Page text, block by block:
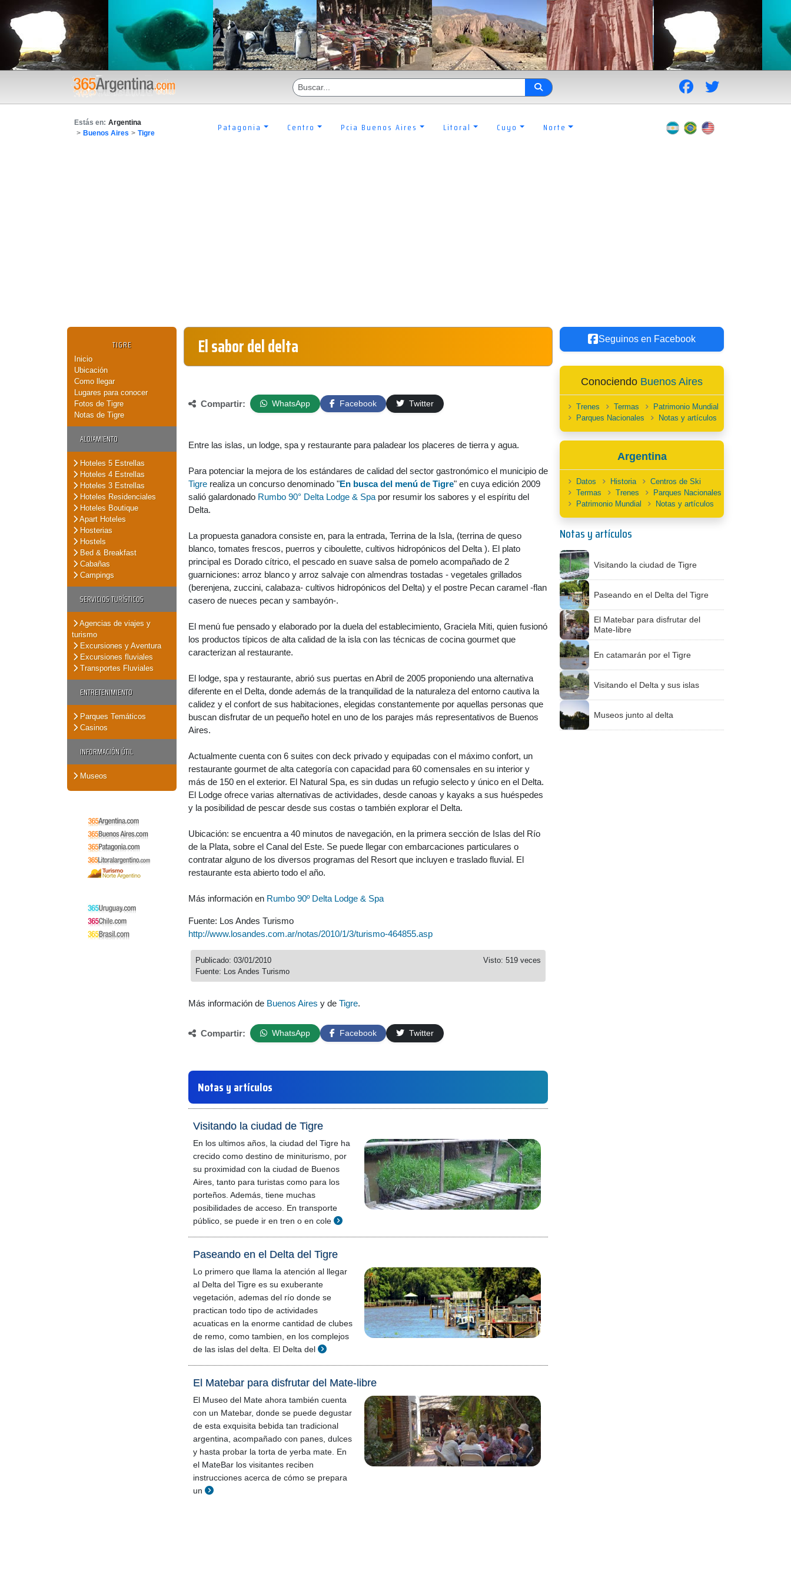
Estás en: Argentina
> Buenos Aires > Tigre Patagonia Centro Pcia Buenos Aires Litoral Cuyo Norte
TIGRE
Inicio
Ubicación
Como llegar
Lugares para conocer
Fotos de Tigre
Notas de Tigre
ALOJAMIENTO
Hoteles 5 Estrellas
Hoteles 4 Estrellas
Hoteles 3 Estrellas
Hoteles Residenciales
Hoteles Boutique
Apart Hoteles
Hosterias
Hostels
Bed & Breakfast
Cabañas
Campings
SERVICIOS TURÍSTICOS
Agencias de viajes y
turismo
Excursiones y Aventura
Excursiones fluviales
Transportes Fluviales
ENTRETENIMIENTO
Parques Temáticos
Casinos
INFORMACIÓN ÚTIL
Museos
El sabor del delta
Compartir: WhatsApp Facebook Twitter
Entre las islas, un lodge, spa y restaurante para paladear los placeres de tierra y agua.
Para potenciar la mejora de los estándares de calidad del sector gastronómico el municipio de
Tigre realiza un concurso denominado "En busca del menú de Tigre" en cuya edición 2009
salió galardonado Rumbo 90° Delta Lodge & Spa por resumir los sabores y el espíritu del
Delta.
La propuesta ganadora consiste en, para la entrada, Terrina de la Isla, (terrina de queso
blanco, tomates frescos, puerros y ciboulette, cultivos hidropónicos del Delta ). El plato
principal es Dorado cítrico, el pescado en suave salsa de pomelo acompañado de 2
guarniciones: arroz blanco y arroz salvaje con almendras tostadas - vegetales grillados
(berenjena, zuccini, calabaza- cultivos hidropónicos del Delta) y el postre Pecan caramel -flan
casero de nueces pecan y sambayón-.
El menú fue pensado y elaborado por la duela del establecimiento, Graciela Miti, quien fusionó
los productos típicos de alta calidad de la isla con las técnicas de cocina gourmet que
caracterizan al restaurante.
El lodge, spa y restaurante, abrió sus puertas en Abril de 2005 proponiendo una alternativa
diferente en el Delta, donde además de la tranquilidad de la naturaleza del entorno cautiva la
calidez y el confort de sus habitaciones, elegidas constantemente por aquellas personas que
buscan disfrutar de un pequeño hotel en uno de los parajes más representativos de Buenos
Aires.
Actualmente cuenta con 6 suites con deck privado y equipadas con el máximo confort, un
restaurante gourmet de alta categoría con capacidad para 60 comensales en su interior y
más de 150 en el exterior. El Natural Spa, es sin dudas un refugio selecto y único en el Delta.
El Lodge ofrece varias alternativas de actividades, desde canoas y kayaks a sus huéspedes
y la posibilidad de pescar desde sus costas o también explorar el Delta.
Ubicación: se encuentra a 40 minutos de navegación, en la primera sección de Islas del Río
de la Plata, sobre el Canal del Este. Se puede llegar con embarcaciones particulares o
contratar alguno de los diversos programas del Resort que incluyen e traslado fluvial. El
restaurante esta abierto todo el año.
Más información en Rumbo 90º Delta Lodge & Spa
Fuente: Los Andes Turismo
http://www.losandes.com.ar/notas/2010/1/3/turismo-464855.asp
Visto: 519 veces
Publicado: 03/01/2010
Fuente: Los Andes Turismo
Más información de Buenos Aires y de Tigre.
Compartir: WhatsApp Facebook Twitter
Notas y artículos
Visitando la ciudad de Tigre
En los ultimos años, la ciudad del Tigre ha
crecido como destino de miniturismo, por
su proximidad con la ciudad de Buenos
Aires, tanto para turistas como para los
porteños. Además, tiene muchas
posibilidades de acceso. En transporte
público, se puede ir en tren o en cole
Paseando en el Delta del Tigre
Lo primero que llama la atención al llegar
al Delta del Tigre es su exuberante
vegetación, ademas del río donde se
practican todo tipo de actividades
acuaticas en la enorme cantidad de clubes
de remo, como tambien, en los complejos
de las islas del delta. El Delta del
El Matebar para disfrutar del Mate-libre
El Museo del Mate ahora también cuenta
con un Matebar, donde se puede degustar
de esta exquisita bebida tan tradicional
argentina, acompañado con panes, dulces
y hasta probar la torta de yerba mate. En
el MateBar los visitantes reciben
instrucciones acerca de cómo se prepara
un
Seguinos en Facebook
Conociendo Buenos Aires
Trenes Termas
Patrimonio Mundial
Parques Nacionales
Notas y artículos
Argentina
Datos Historia
Centros de Ski
Termas
Trenes
Parques Nacionales
Patrimonio Mundial
Notas y artículos
Notas y artículos
Visitando la ciudad de Tigre
Paseando en el Delta del Tigre
El Matebar para disfrutar del
Mate-libre
En catamarán por el Tigre
Visitando el Delta y sus islas
Museos junto al delta